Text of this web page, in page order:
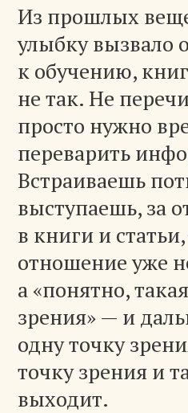
Из прошлых
улыбку вызвало
к обучению,
не так. Не
просто нужно
переварить
Встраиваешь
выступаешь, за
в книги и
отношение уже
а «понятно,
зрения» — и
одну точку
точку зрения и
выходит.